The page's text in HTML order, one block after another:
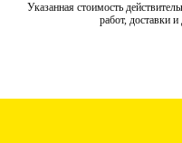
Указанная стоимость
работ, доставки